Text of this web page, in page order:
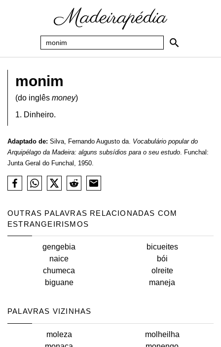
monim
(do inglês money)
1. Dinheiro.
Adaptado de: Silva, Fernando Augusto da. Vocabulário popular do
Arquipélago da Madeira: alguns subsídios para o seu estudo. Funchal:
Junta Geral do Funchal, 1950.
OUTRAS PALAVRAS RELACIONADAS COM
ESTRANGEIRISMOS
gengebia
bicueites
naice
bói
chumeca
olreite
biguane
maneja
PALAVRAS VIZINHAS
moleza
molheilha